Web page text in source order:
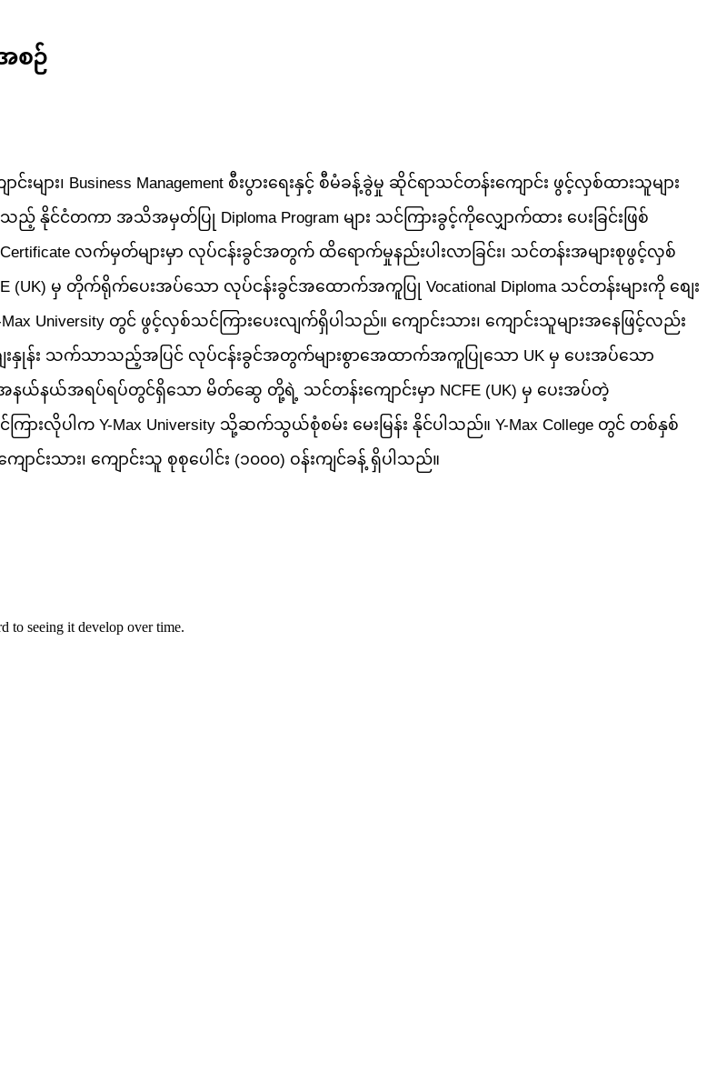
အစဉ်
ား၊ Business Management စီးပွားရေးနှင့် စီမံခန့်ခွဲမှု ဆိုင်ရာသင်တန်းကျောင်း ဖွင့်လှစ်ထားသူများ
ငံတကာ အသိအမှတ်ပြု Diploma Program များ သင်ကြားခွင့်ကိုလျှောက်ထား ပေးခြင်းဖြစ်
လက်မှတ်များမှာ လုပ်ငန်းခွင်အတွက် ထိရောက်မှုနည်းပါးလာခြင်း၊ သင်တန်းအများစုဖွင့်လှစ်
(UK) မှ တိုက်ရိုက်ပေးအပ်သော လုပ်ငန်းခွင်အထောက်အကူပြု Vocational Diploma သင်တန်းများကို စျေး
University တွင် ဖွင့်လှစ်သင်ကြားပေးလျက်ရှိပါသည်။ ကျောင်းသား၊ ကျောင်းသူများအနေဖြင့်လည်း
ျေးနှုန်း သက်သာသည့်အပြင် လုပ်ငန်းခွင်အတွက်များစွာအေထာက်အကူပြုသော UK မှ ပေးအပ်သော
အနယ်နယ်အရပ်ရပ်တွင်ရှိသော မိတ်ဆွေ တို့ရဲ့ သင်တန်းကျောင်းမှာ NCFE (UK) မှ ပေးအပ်တဲ့
ကြားလိုပါက Y-Max University သို့ဆက်သွယ်စုံစမ်း မေးမြန်း နိုင်ပါသည်။ Y-Max College တွင် တစ်နှစ်
င်းသား၊ ကျောင်းသူ စုစုပေါင်း (၁၀၀၀) ဝန်းကျင်ခန့် ရှိပါသည်။
to seeing it develop over time.